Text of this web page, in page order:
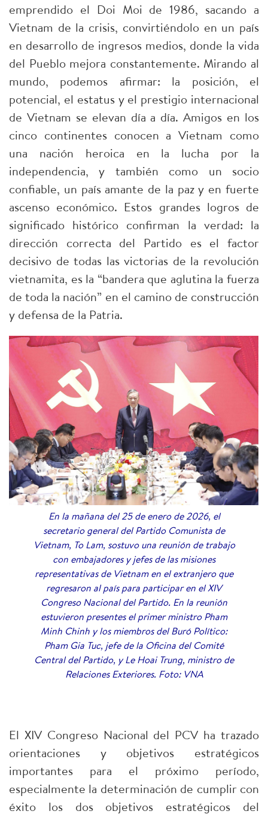
emprendido el Doi Moi de 1986, sacando a
Vietnam de la crisis, convirtiéndolo en un país
en desarrollo de ingresos medios, donde la vida
del Pueblo mejora constantemente. Mirando al
mundo, podemos afirmar: la posición, el
potencial, el estatus y el prestigio internacional
de Vietnam se elevan día a día. Amigos en los
cinco continentes conocen a Vietnam como
una nación heroica en la lucha por la
independencia, y también como un socio
confiable, un país amante de la paz y en fuerte
ascenso económico. Estos grandes logros de
significado histórico confirman la verdad: la
dirección correcta del Partido es el factor
decisivo de todas las victorias de la revolución
vietnamita, es la “bandera que aglutina la fuerza
de toda la nación” en el camino de construcción
y defensa de la Patria.
En la mañana del 25 de enero de 2026, el
secretario general del Partido Comunista de
Vietnam, To Lam, sostuvo una reunión de trabajo
con embajadores y jefes de las misiones
representativas de Vietnam en el extranjero que
regresaron al país para participar en el XIV
Congreso Nacional del Partido. En la reunión
estuvieron presentes el primer ministro Pham
Minh Chinh y los miembros del Buró Político:
Pham Gia Tuc, jefe de la Oficina del Comité
Central del Partido, y Le Hoai Trung, ministro de
Relaciones Exteriores. Foto: VNA
El XIV Congreso Nacional del PCV ha trazado
orientaciones y objetivos estratégicos
importantes para el próximo período,
especialmente la determinación de cumplir con
éxito los dos objetivos estratégicos del